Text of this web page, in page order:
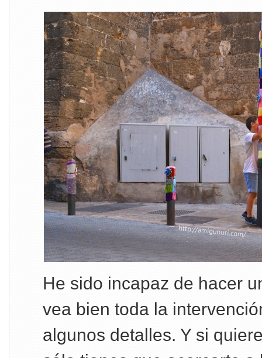
He sido incapaz de hacer
vea bien toda la
algunos detalles. Y si